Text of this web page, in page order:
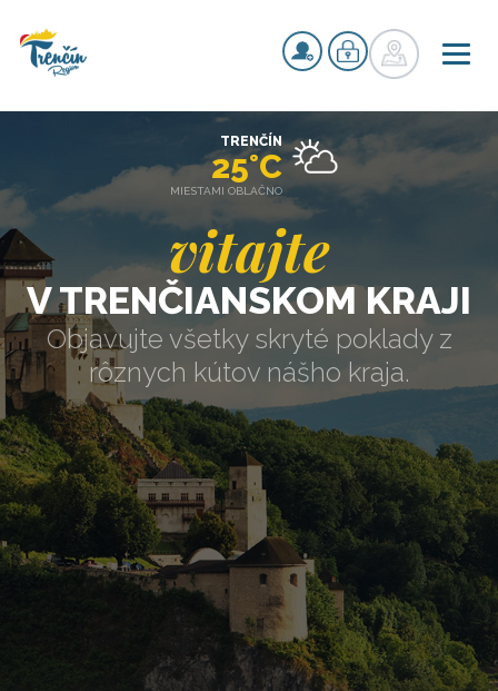
vitajte
V TRENČIANSKOM KRAJI
Objavujte všetky skryté poklady z
rôznych kútov nášho kraja.
TRENČÍN
25°C
MIESTAMI OBLAČNO